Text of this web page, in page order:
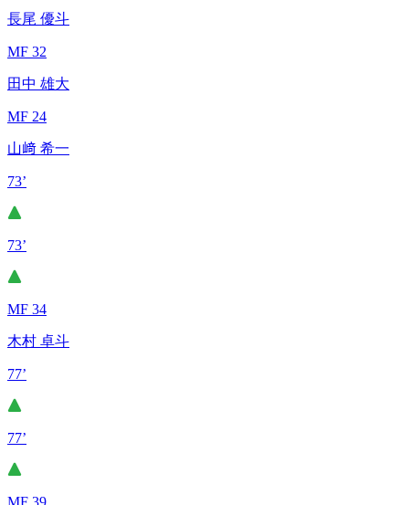
長尾 優斗
MF 32
田中 雄大
MF 24
山﨑 希一
73’
73’
MF 34
木村 卓斗
77’
77’
MF 39